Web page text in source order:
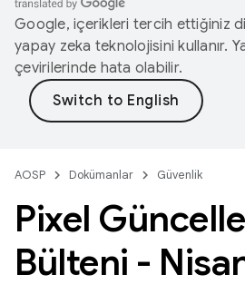
Google, içerikleri tercih ettiğiniz
yapay zeka teknolojisini kullanır.
çevirilerinde hata olabilir.
AOSP Dokümanlar Güvenlik
Pixel
Bülteni -